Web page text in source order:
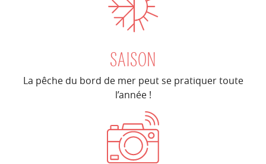
SAISON
La pêche du bord de mer peut se pratiquer toute
l’année !